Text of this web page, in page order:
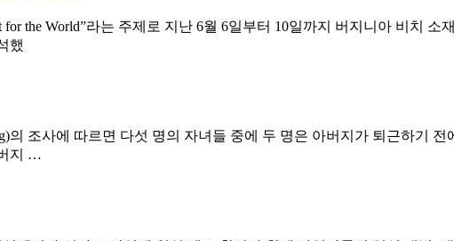
the World”라는 주제로 지난 6월 6일부터 10일까지 버지니아 비치
했
의 조사에 따르면 다섯 명의 자녀들 중에 두 명은 아버지가 퇴근하기
지 …